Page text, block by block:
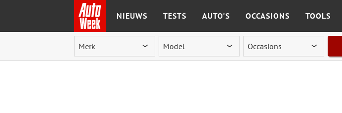
Ga naar de inhoud
NIEUWS TESTS AUTO'S OCCASIONS TOOLS